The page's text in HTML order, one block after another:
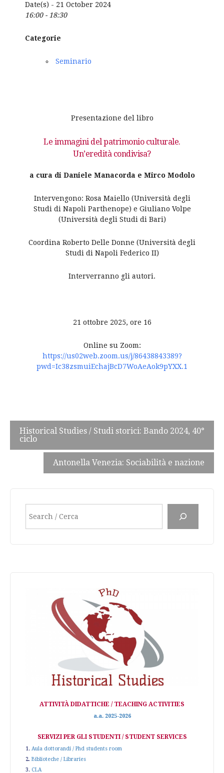
Date(s) - 21 October 2024
16:00 - 18:30
Categorie
Seminario
Presentazione del libro
Le immagini del patrimonio culturale.
Un’eredità condivisa?
a cura di Daniele Manacorda e Mirco Modolo
Intervengono: Rosa Maiello (Università degli
Studi di Napoli Parthenope) e Giuliano Volpe
(Università degli Studi di Bari)
Coordina Roberto Delle Donne (Università degli
Studi di Napoli Federico II)
Interverranno gli autori.
21 ottobre 2025, ore 16
Online su Zoom:
https://us02web.zoom.us/j/86438843389?
pwd=Ic38zsmuiEchajBcD7WoAeAok9pYXX.1
Post
navigation
Historical Studies / Studi storici: Bando 2024, 40°
ciclo
Antonella Venezia: Sociabilità e nazione
ATTIVITÀ DIDATTICHE / TEACHING ACTIVITIES
a.a. 2025-2026
SERVIZI PER GLI STUDENTI / STUDENT SERVICES
1. Aula dottorandi / Phd students room
2. Biblioteche / Libraries
3. CLA